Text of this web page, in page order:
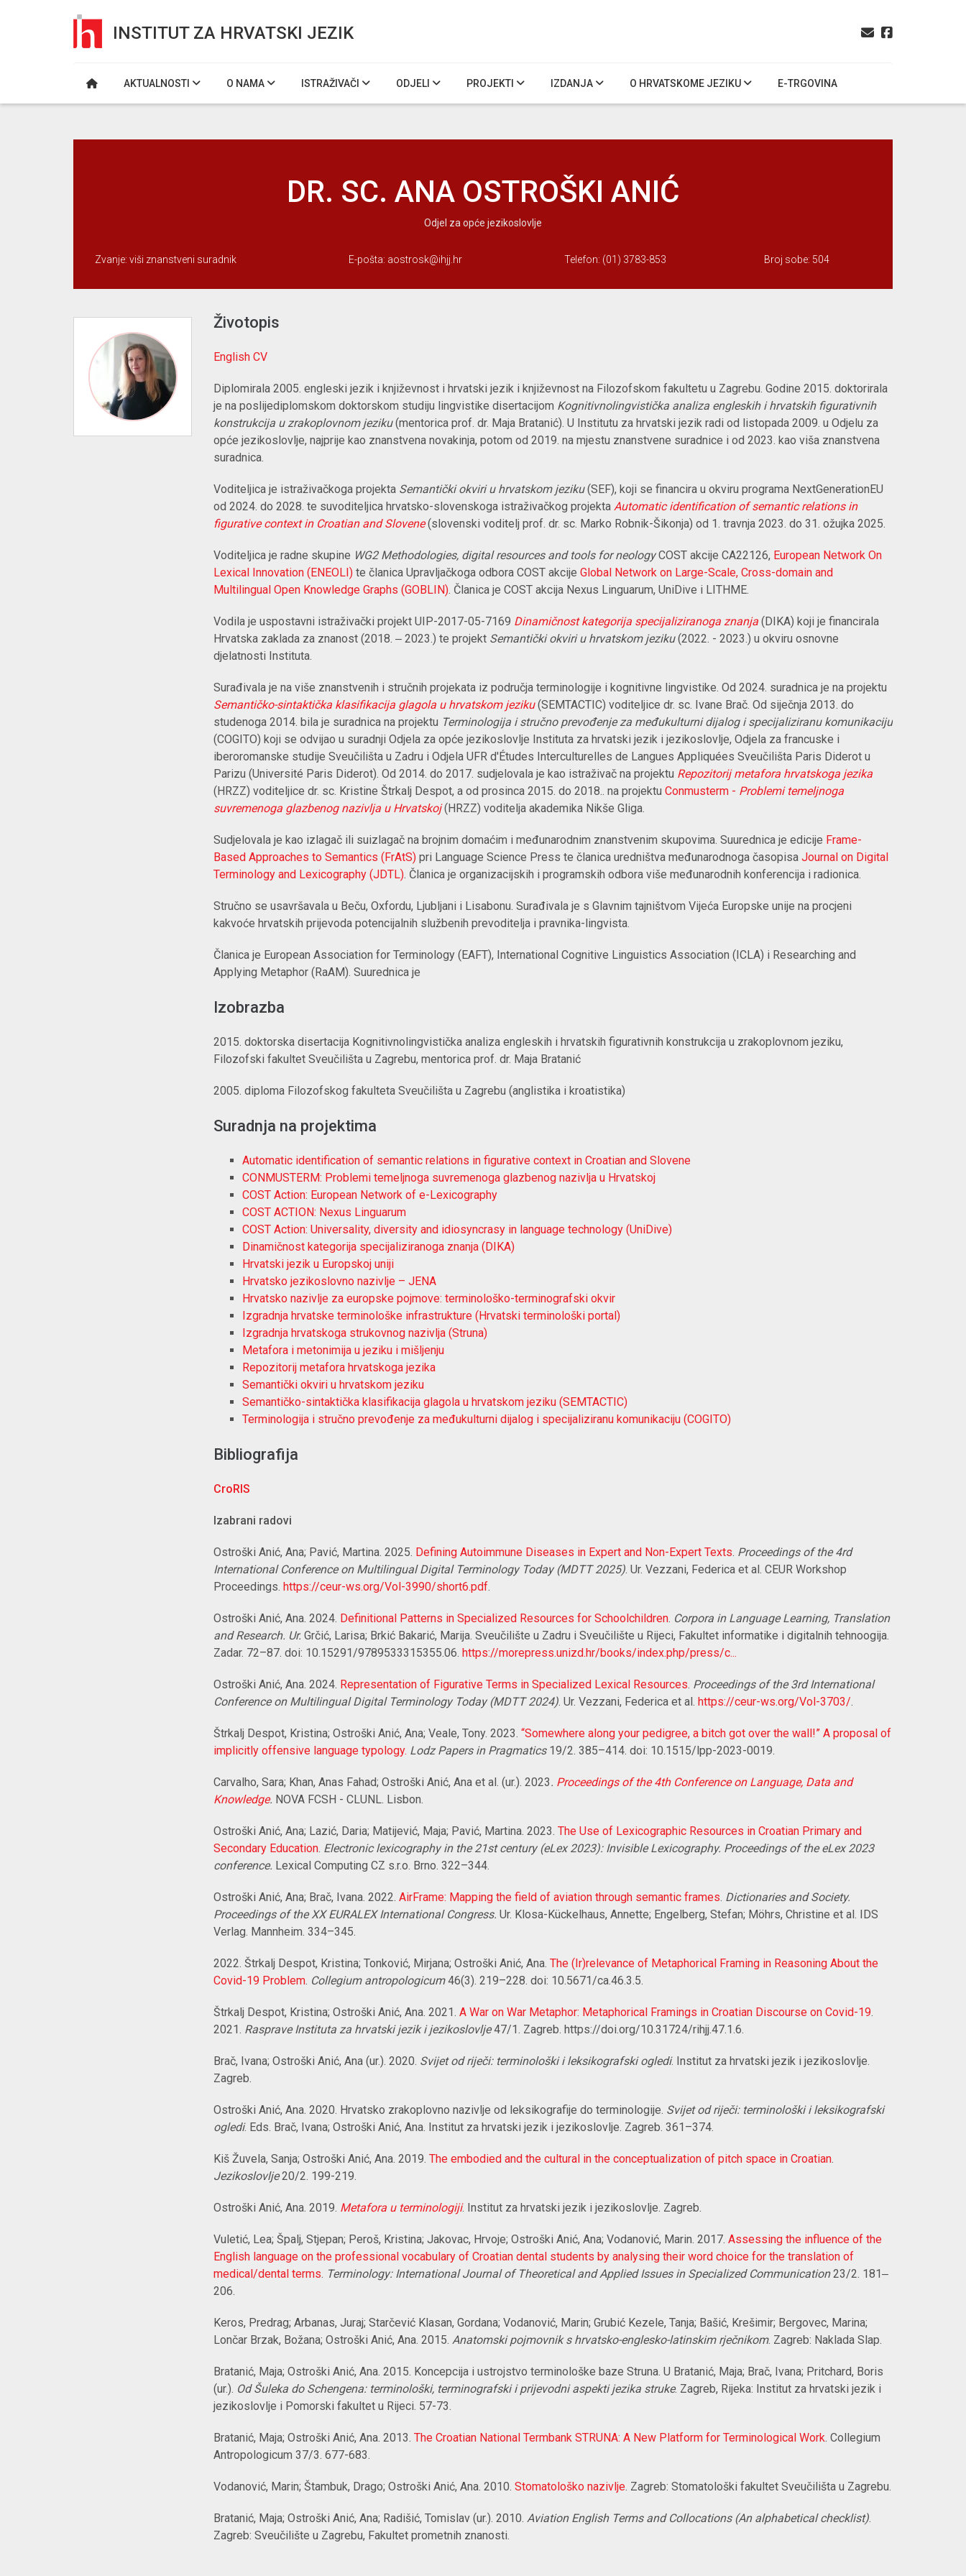
INSTITUT ZA HRVATSKI JEZIK
AKTUALNOSTI O NAMA ISTRAŽIVAČI ODJELI PROJEKTI IZDANJA O HRVATSKOME JEZIKU E-TRGOVINA
DR. SC. ANA OSTROŠKI ANIĆ
Odjel za opće jezikoslovlje
Zvanje: viši znanstveni suradnik E-pošta: aostrosk@ihjj.hr Telefon: (01) 3783-853 Broj sobe: 504
Životopis
English CV
Diplomirala 2005. engleski jezik i književnost i hrvatski jezik i književnost na Filozofskom fakultetu u Zagrebu. Godine 2015. doktorirala
je na poslijediplomskom doktorskom studiju lingvistike disertacijom Kognitivnolingvistička analiza engleskih i hrvatskih figurativnih
konstrukcija u zrakoplovnom jeziku(mentorica prof. dr. Maja Bratanić). U Institutu za hrvatski jezik radi od listopada 2009. u Odjelu za
opće jezikoslovlje, najprije kao znanstvena novakinja, potom od 2019. na mjestu znanstvene suradnice i od 2023. kao viša znanstvena
suradnica.
Voditeljica je istraživačkoga projekta Semantički okviri u hrvatskom jeziku(SEF), koji se financira u okviru programa NextGenerationEU
od 2024. do 2028. te suvoditeljica hrvatsko-slovenskoga istraživačkog projekta Automatic identification of semantic relations in
figurative context in Croatian and Slovene (slovenski voditelj prof. dr. sc. Marko Robnik-Šikonja) od 1. travnja 2023. do 31. ožujka 2025.
Voditeljica je radne skupine WG2 Methodologies, digital resources and tools for neologyCOST akcije CA22126, European Network On
Lexical Innovation (ENEOLI) te članica Upravljačkoga odbora COST akcije Global Network on Large-Scale, Cross-domain and
Multilingual Open Knowledge Graphs (GOBLIN). Članica je COST akcija Nexus Linguarum, UniDive i LITHME.
Vodila je uspostavni istraživački projekt UIP-2017-05-7169 Dinamičnost kategorija specijaliziranoga znanja (DIKA) koji je financirala
Hrvatska zaklada za znanost (2018. ‒ 2023.) te projekt Semantički okviri u hrvatskom jeziku(2022. - 2023.) u okviru osnovne
djelatnosti Instituta.
Surađivala je na više znanstvenih i stručnih projekata iz područja terminologije i kognitivne lingvistike. Od 2024. suradnica je na projektu
Semantičko-sintaktička klasifikacija glagola u hrvatskom jeziku (SEMTACTIC) voditeljice dr. sc. Ivane Brač. Od siječnja 2013. do
studenoga 2014. bila je suradnica na projektu Terminologija i stručno prevođenje za međukulturni dijalog i specijaliziranu komunikaciju
(COGITO) koji se odvijao u suradnji Odjela za opće jezikoslovlje Instituta za hrvatski jezik i jezikoslovlje, Odjela za francuske i
iberoromanske studije Sveučilišta u Zadru i Odjela UFR d'Études Interculturelles de Langues Appliquées Sveučilišta Paris Diderot u
Parizu (Université Paris Diderot). Od 2014. do 2017. sudjelovala je kao istraživač na projektu Repozitorij metafora hrvatskoga jezika
(HRZZ) voditeljice dr. sc. Kristine Štrkalj Despot, a od prosinca 2015. do 2018.. na projektu Conmusterm - Problemi temeljnoga
suvremenoga glazbenog nazivlja u Hrvatskoj (HRZZ) voditelja akademika Nikše Gliga.
Sudjelovala je kao izlagač ili suizlagač na brojnim domaćim i međunarodnim znanstvenim skupovima. Suurednica je edicije Frame-
Based Approaches to Semantics (FrAtS) pri Language Science Press te članica uredništva međunarodnoga časopisa Journal on Digital
Terminology and Lexicography (JDTL). Članica je organizacijskih i programskih odbora više međunarodnih konferencija i radionica.
Stručno se usavršavala u Beču, Oxfordu, Ljubljani i Lisabonu. Surađivala je s Glavnim tajništvom Vijeća Europske unije na procjeni
kakvoće hrvatskih prijevoda potencijalnih službenih prevoditelja i pravnika-lingvista.
Članica je European Association for Terminology (EAFT), International Cognitive Linguistics Association (ICLA) i Researching and
Applying Metaphor (RaAM). Suurednica je
Izobrazba
2015. doktorska disertacija Kognitivnolingvistička analiza engleskih i hrvatskih figurativnih konstrukcija u zrakoplovnom jeziku,
Filozofski fakultet Sveučilišta u Zagrebu, mentorica prof. dr. Maja Bratanić
2005. diploma Filozofskog fakulteta Sveučilišta u Zagrebu (anglistika i kroatistika)
Suradnja na projektima
Automatic identification of semantic relations in figurative context in Croatian and Slovene
CONMUSTERM: Problemi temeljnoga suvremenoga glazbenog nazivlja u Hrvatskoj
COST Action: European Network of e-Lexicography
COST ACTION: Nexus Linguarum
COST Action: Universality, diversity and idiosyncrasy in language technology (UniDive)
Dinamičnost kategorija specijaliziranoga znanja (DIKA)
Hrvatski jezik u Europskoj uniji
Hrvatsko jezikoslovno nazivlje – JENA
Hrvatsko nazivlje za europske pojmove: terminološko-terminografski okvir
Izgradnja hrvatske terminološke infrastrukture (Hrvatski terminološki portal)
Izgradnja hrvatskoga strukovnog nazivlja (Struna)
Metafora i metonimija u jeziku i mišljenju
Repozitorij metafora hrvatskoga jezika
Semantički okviri u hrvatskom jeziku
Semantičko-sintaktička klasifikacija glagola u hrvatskom jeziku (SEMTACTIC)
Terminologija i stručno prevođenje za međukulturni dijalog i specijaliziranu komunikaciju (COGITO)
Bibliografija
CroRIS
Izabrani radovi
Ostroški Anić, Ana; Pavić, Martina. 2025. Defining Autoimmune Diseases in Expert and Non-Expert Texts. Proceedings of the 4rd
International Conference on Multilingual Digital Terminology Today (MDTT 2025). Ur. Vezzani, Federica et al. CEUR Workshop
Proceedings. https://ceur-ws.org/Vol-3990/short6.pdf.
Ostroški Anić, Ana. 2024. Definitional Patterns in Specialized Resources for Schoolchildren. Corpora in Language Learning, Translation
and Research. Ur. Grčić, Larisa; Brkić Bakarić, Marija. Sveučilište u Zadru i Sveučilište u Rijeci, Fakultet informatike i digitalnih tehnoogija.
Zadar. 72–87. doi: 10.15291/9789533315355.06. https://morepress.unizd.hr/books/index.php/press/c...
Ostroški Anić, Ana. 2024. Representation of Figurative Terms in Specialized Lexical Resources. Proceedings of the 3rd International
Conference on Multilingual Digital Terminology Today (MDTT 2024). Ur. Vezzani, Federica et al. https://ceur-ws.org/Vol-3703/.
Štrkalj Despot, Kristina; Ostroški Anić, Ana; Veale, Tony. 2023. “Somewhere along your pedigree, a bitch got over the wall!” A proposal of
implicitly offensive language typology. Lodz Papers in Pragmatics19/2. 385–414. doi: 10.1515/lpp-2023-0019.
Carvalho, Sara; Khan, Anas Fahad; Ostroški Anić, Ana et al. (ur.). 2023. Proceedings of the 4th Conference on Language, Data and
Knowledge. NOVA FCSH - CLUNL. Lisbon.
Ostroški Anić, Ana; Lazić, Daria; Matijević, Maja; Pavić, Martina. 2023. The Use of Lexicographic Resources in Croatian Primary and
Secondary Education. Electronic lexicography in the 21st century (eLex 2023): Invisible Lexicography. Proceedings of the eLex 2023
conference. Lexical Computing CZ s.r.o. Brno. 322–344.
Ostroški Anić, Ana; Brač, Ivana. 2022. AirFrame: Mapping the field of aviation through semantic frames. Dictionaries and Society.
Proceedings of the XX EURALEX International Congress. Ur. Klosa-Kückelhaus, Annette; Engelberg, Stefan; Möhrs, Christine et al. IDS
Verlag. Mannheim. 334–345.
2022. Štrkalj Despot, Kristina; Tonković, Mirjana; Ostroški Anić, Ana. The (Ir)relevance of Metaphorical Framing in Reasoning About the
Covid-19 Problem. Collegium antropologicum46(3). 219–228. doi: 10.5671/ca.46.3.5.
Štrkalj Despot, Kristina; Ostroški Anić, Ana. 2021. A War on War Metaphor: Metaphorical Framings in Croatian Discourse on Covid-19.
2021. Rasprave Instituta za hrvatski jezik i jezikoslovlje47/1. Zagreb. https://doi.org/10.31724/rihjj.47.1.6.
Brač, Ivana; Ostroški Anić, Ana (ur.). 2020. Svijet od riječi: terminološki i leksikografski ogledi. Institut za hrvatski jezik i jezikoslovlje.
Zagreb.
Ostroški Anić, Ana. 2020. Hrvatsko zrakoplovno nazivlje od leksikografije do terminologije. Svijet od riječi: terminološki i leksikografski
ogledi. Eds. Brač, Ivana; Ostroški Anić, Ana. Institut za hrvatski jezik i jezikoslovlje. Zagreb. 361–374.
Kiš Žuvela, Sanja; Ostroški Anić, Ana. 2019. The embodied and the cultural in the conceptualization of pitch space in Croatian.
Jezikoslovlje20/2. 199-219.
Ostroški Anić, Ana. 2019. Metafora u terminologiji. Institut za hrvatski jezik i jezikoslovlje. Zagreb.
Vuletić, Lea; Špalj, Stjepan; Peroš, Kristina; Jakovac, Hrvoje; Ostroški Anić, Ana; Vodanović, Marin. 2017. Assessing the influence of the
English language on the professional vocabulary of Croatian dental students by analysing their word choice for the translation of
medical/dental terms. Terminology: International Journal of Theoretical and Applied Issues in Specialized Communication23/2. 181‒
206.
Keros, Predrag; Arbanas, Juraj; Starčević Klasan, Gordana; Vodanović, Marin; Grubić Kezele, Tanja; Bašić, Krešimir; Bergovec, Marina;
Lončar Brzak, Božana; Ostroški Anić, Ana. 2015. Anatomski pojmovnik s hrvatsko-englesko-latinskim rječnikom. Zagreb: Naklada Slap.
Bratanić, Maja; Ostroški Anić, Ana. 2015. Koncepcija i ustrojstvo terminološke baze Struna. U Bratanić, Maja; Brač, Ivana; Pritchard, Boris
(ur.). Od Šuleka do Schengena: terminološki, terminografski i prijevodni aspekti jezika struke. Zagreb, Rijeka: Institut za hrvatski jezik i
jezikoslovlje i Pomorski fakultet u Rijeci. 57-73.
Bratanić, Maja; Ostroški Anić, Ana. 2013. The Croatian National Termbank STRUNA: A New Platform for Terminological Work. Collegium
Antropologicum 37/3. 677-683.
Vodanović, Marin; Štambuk, Drago; Ostroški Anić, Ana. 2010. Stomatološko nazivlje. Zagreb: Stomatološki fakultet Sveučilišta u Zagrebu.
Bratanić, Maja; Ostroški Anić, Ana; Radišić, Tomislav (ur.). 2010. Aviation English Terms and Collocations (An alphabetical checklist).
Zagreb: Sveučilište u Zagrebu, Fakultet prometnih znanosti.